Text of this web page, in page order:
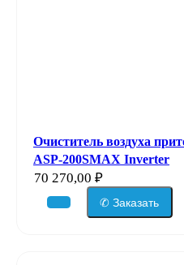
Очиститель воздуха
ASP-200SMAX Inverter
70 270,00 ₽
✆ Заказать